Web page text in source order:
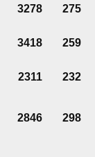
3278 275
3418 259
2311 232
2846 298